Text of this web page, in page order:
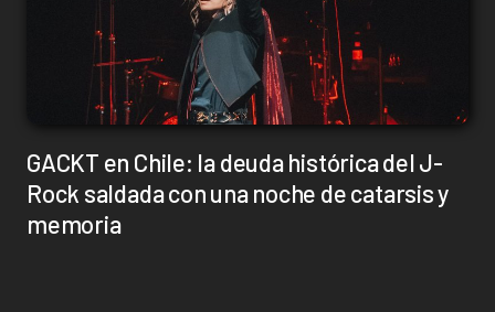
GACKT en Chile: la deuda histórica del J-
Rock saldada con una noche de catarsis y
memoria